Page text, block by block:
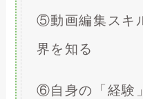
⑤動画編集スキ
界を知る
⑥自身の「経験